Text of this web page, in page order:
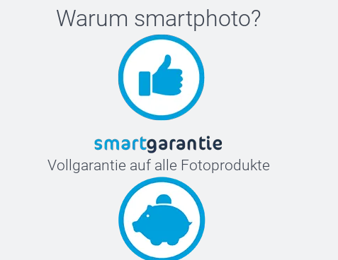
Warum smartphoto?
Vollgarantie auf alle Fotoprodukte